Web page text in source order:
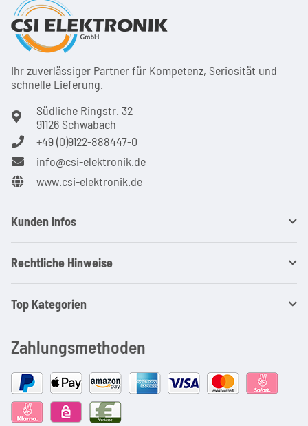
Ihr zuver­läs­siger Partner für Kom­pe­tenz, Seri­osi­tät und
schnel­le Lie­ferung.
Südliche Ringstr. 32
91126 Schwabach
+49 (0)9122-888447-0
info@csi-elektronik.de
www.csi-elektronik.de
Kunden Infos
Rechtliche Hinweise
Top Kategorien
Zahlungsmethoden